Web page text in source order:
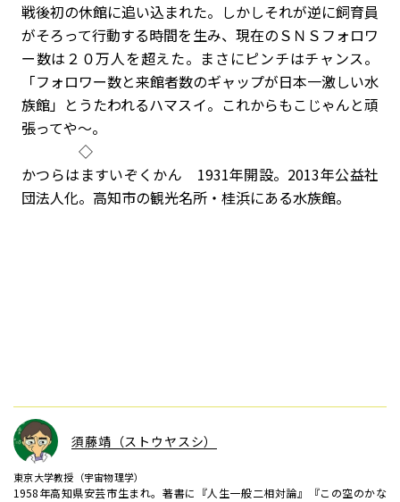
戦後初の休館に追い込まれた。しかしそれが逆に飼育員
がそろって行動する時間を生み、現在のＳＮＳフォロワ
ー数は２０万人を超えた。まさにピンチはチャンス。
「フォロワー数と来館者数のギャップが日本一激しい水
族館」とうたわれるハマスイ。これからもこじゃんと頑
張ってや～。
◇
かつらはますいぞくかん 1931年開設。2013年公益社
団法人化。高知市の観光名所・桂浜にある水族館。
須藤靖（ストウヤスシ）
東京大学教授（宇宙物理学）
1958年高知県安芸市生まれ。著書に『人生一般二相対論』『この空のかな